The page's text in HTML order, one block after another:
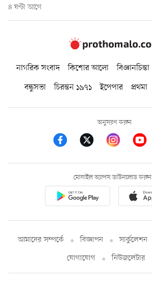
৪ ঘণ্টা আগে
নাগরিক সংবাদ কিশোর আলো বিজ্ঞানচিন্তা
বন্ধুসভা
চিরন্তন ১৯৭১ ইপেপার প্রথমা
অনুসরণ করুন
মোবাইল অ্যাপস ডাউনলোড করুন
আমাদের সম্পর্কে বিজ্ঞাপন সার্কুলেশন
যোগাযোগ
নিউজলেটার